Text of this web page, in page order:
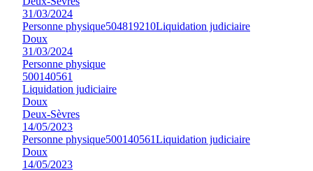
31/03/2024
Personne physique504819210Liquidation judiciaire
Doux
31/03/2024
Personne physique
500140561
Liquidation judiciaire
Doux
Deux-Sèvres
14/05/2023
Personne physique500140561Liquidation judiciaire
Doux
14/05/2023